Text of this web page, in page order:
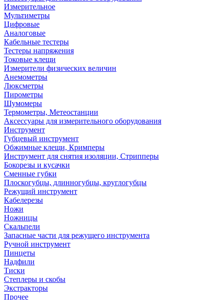
Измерительное
Мультиметры
Цифровые
Аналоговые
Кабельные тестеры
Тестеры напряжения
Токовые клещи
Измерители физических величин
Анемометры
Люксметры
Пирометры
Шумомеры
Термометры, Метеостанции
Аксессуары для измерительного оборудования
Инструмент
Губцевый инструмент
Обжимные клещи, Кримперы
Инструмент для снятия изоляции, Стрипперы
Бокорезы и кусачки
Сменные губки
Плоскогубцы, длинногубцы, круглогубцы
Режущий инструмент
Кабелерезы
Ножи
Ножницы
Скальпели
Запасные части для режущего инструмента
Ручной инструмент
Пинцеты
Надфили
Тиски
Степлеры и скобы
Экстракторы
Прочее